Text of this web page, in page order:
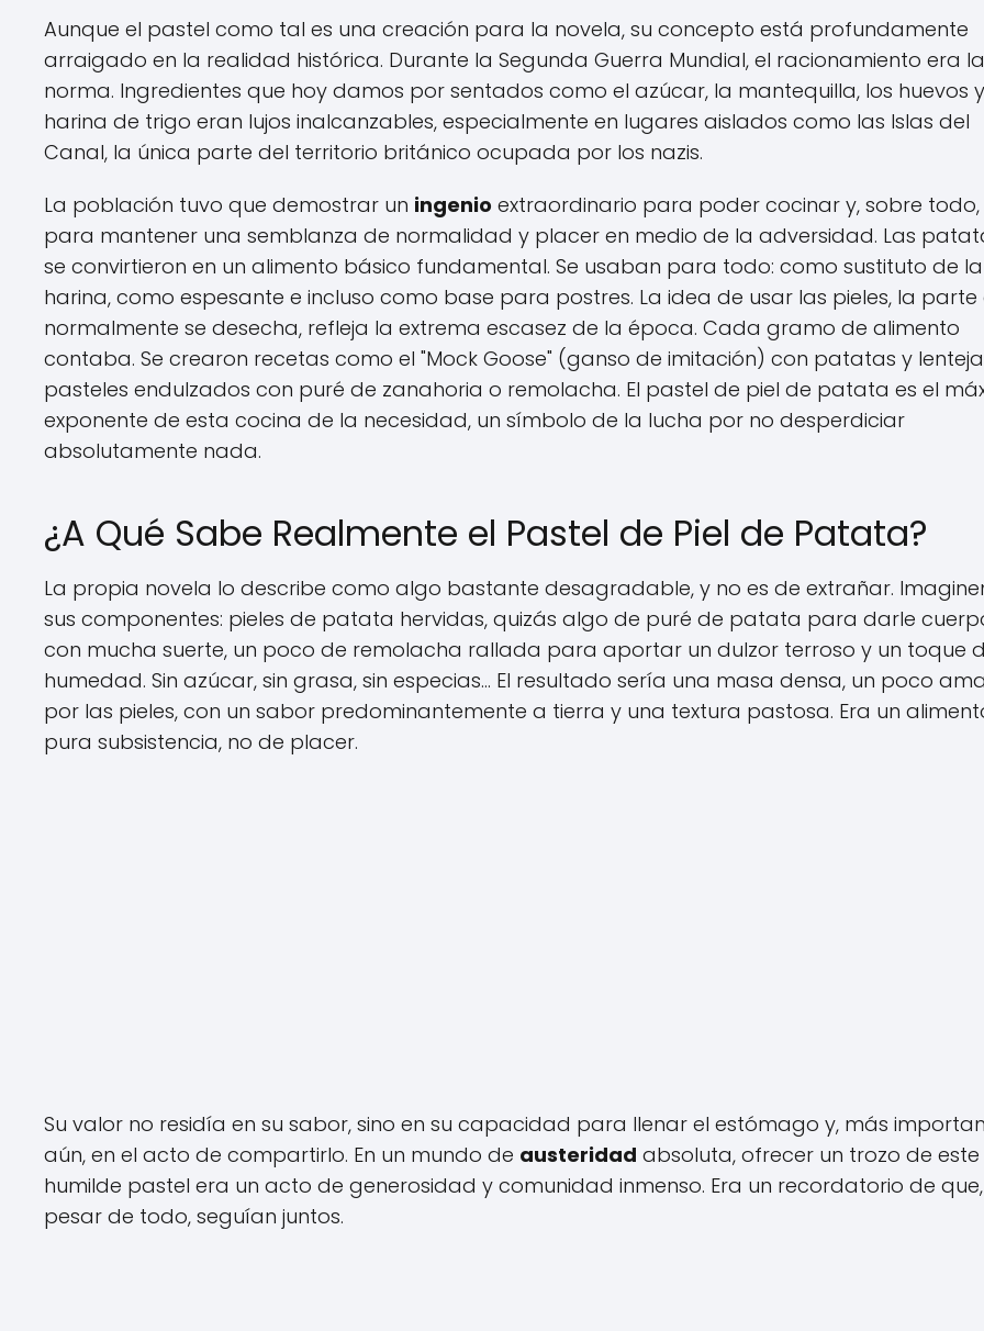
Aunque el pastel como tal es una creación para la novela, su concepto está profundamente
arraigado en la realidad histórica. Durante la Segunda Guerra Mundial, el racionamiento era la
norma. Ingredientes que hoy damos por sentados como el azúcar, la mantequilla, los huevos
harina de trigo eran lujos inalcanzables, especialmente en lugares aislados como las Islas del
Canal, la única parte del territorio británico ocupada por los nazis.
La población tuvo que demostrar un ingenio extraordinario para poder cocinar y, sobre todo,
para mantener una semblanza de normalidad y placer en medio de la adversidad. Las
se convirtieron en un alimento básico fundamental. Se usaban para todo: como sustituto de la
harina, como espesante e incluso como base para postres. La idea de usar las pieles, la parte
normalmente se desecha, refleja la extrema escasez de la época. Cada gramo de alimento
contaba. Se crearon recetas como el "Mock Goose" (ganso de imitación) con patatas y
pasteles endulzados con puré de zanahoria o remolacha. El pastel de piel de patata es el
exponente de esta cocina de la necesidad, un símbolo de la lucha por no desperdiciar
absolutamente nada.
¿A Qué Sabe Realmente el Pastel de Piel de Patata?
La propia novela lo describe como algo bastante desagradable, y no es de extrañar.
sus componentes: pieles de patata hervidas, quizás algo de puré de patata para darle
con mucha suerte, un poco de remolacha rallada para aportar un dulzor terroso y un toque
humedad. Sin azúcar, sin grasa, sin especias... El resultado sería una masa densa, un poco
por las pieles, con un sabor predominantemente a tierra y una textura pastosa. Era un
pura subsistencia, no de placer.
Su valor no residía en su sabor, sino en su capacidad para llenar el estómago y, más
aún, en el acto de compartirlo. En un mundo de austeridad absoluta, ofrecer un trozo de este
humilde pastel era un acto de generosidad y comunidad inmenso. Era un recordatorio de
pesar de todo, seguían juntos.